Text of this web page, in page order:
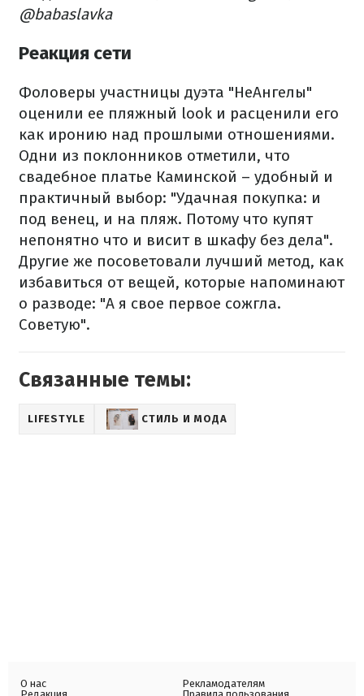
@babaslavka
Реакция сети
Фоловеры участницы дуэта "НеАнгелы"
оценили ее пляжный look и расценили его
как иронию над прошлыми отношениями.
Одни из поклонников отметили, что
свадебное платье Каминской – удобный и
практичный выбор: "Удачная покупка: и
под венец, и на пляж. Потому что купят
непонятно что и висит в шкафу без дела".
Другие же посоветовали лучший метод, как
избавиться от вещей, которые напоминают
о разводе: "А я свое первое сожгла.
Советую".
Связанные темы:
LIFESTYLE СТИЛЬ И МОДА
О нас
Рекламодателям